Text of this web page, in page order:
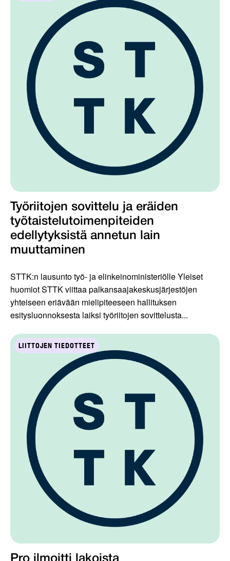
Työriitojen sovittelu ja eräiden
työtaistelutoimenpiteiden
edellytyksistä annetun lain
muuttaminen
STTK:n lausunto työ- ja elinkeinoministeriölle Yleiset
huomiot STTK viittaa palkansaajakeskusjärjestöjen
yhteiseen eriävään mielipiteeseen hallituksen
esitysluonnoksesta laiksi työriitojen sovittelusta...
LIITTOJEN TIEDOTTEET